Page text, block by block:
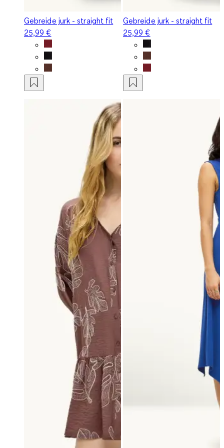
Gebreide jurk - straight fit
25,99 €
Gebreide jurk - straight fit
25,99 €